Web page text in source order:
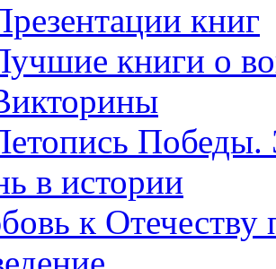
книг
книги о
Победы.
в истории
к Отечеству